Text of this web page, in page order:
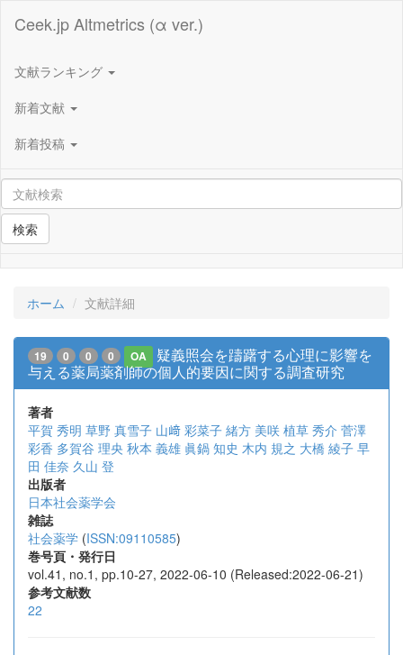
Ceek.jp Altmetrics (α ver.)
文献ランキング
新着文献
新着投稿
検索
ホーム 文献詳細
19 0 0 0 OA
疑義照会を躊躇する心理に影響を
与える薬局薬剤師の個人的要因に関する調査研究
著者
平賀 秀明 草野 真雪子 山﨑 彩菜子 緒方 美咲 植草 秀介 菅澤
彩香 多賀谷 理央 秋本 義雄 眞鍋 知史 木内 規之 大橋 綾子 早
田 佳奈 久山 登
出版者
日本社会薬学会
雑誌
社会薬学 (ISSN:09110585)
巻号頁・発行日
vol.41, no.1, pp.10-27, 2022-06-10 (Released:2022-06-21)
参考文献数
22